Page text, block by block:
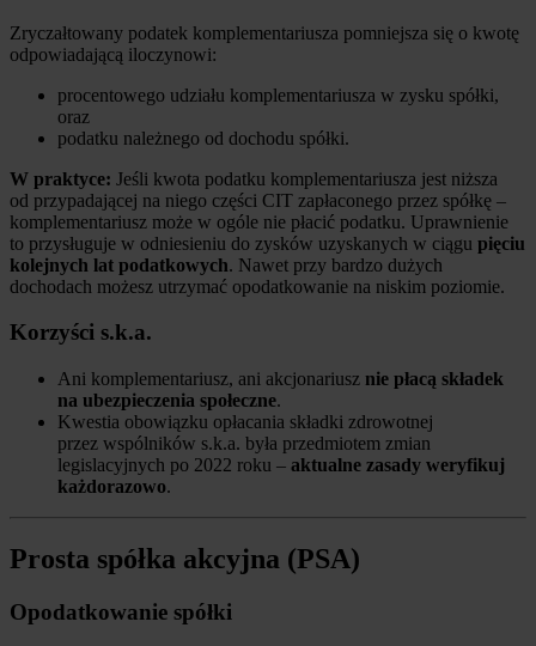
Zryczałtowany podatek komplementariusza pomniejsza się o kwotę
odpowiadającą iloczynowi:
procentowego udziału komplementariusza w zysku spółki,
oraz
podatku należnego od dochodu spółki.
W praktyce: Jeśli kwota podatku komplementariusza jest niższa
od przypadającej na niego części CIT zapłaconego przez spółkę –
komplementariusz może w ogóle nie płacić podatku. Uprawnienie
to przysługuje w odniesieniu do zysków uzyskanych w ciągu pięciu
kolejnych lat podatkowych. Nawet przy bardzo dużych
dochodach możesz utrzymać opodatkowanie na niskim poziomie.
Korzyści s.k.a.
Ani komplementariusz, ani akcjonariusz nie płacą składek
na ubezpieczenia społeczne.
Kwestia obowiązku opłacania składki zdrowotnej
przez wspólników s.k.a. była przedmiotem zmian
legislacyjnych po 2022 roku – aktualne zasady weryfikuj
każdorazowo.
Prosta spółka akcyjna (PSA)
Opodatkowanie spółki